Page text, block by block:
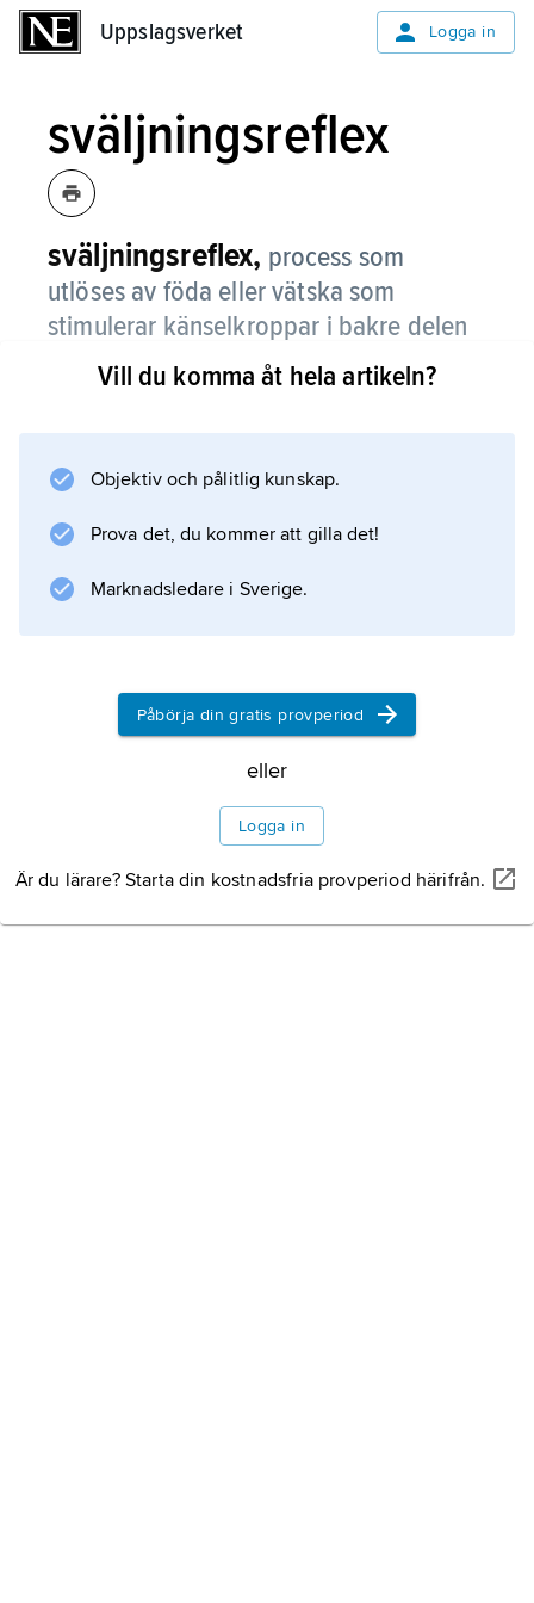
Uppslagsverket Logga in
sväljningsreflex
sväljningsreflex, process som
utlöses av föda eller vätska som
stimulerar känselkroppar i bakre delen
av munhålan och svalget.
närliggande nervcellskärnor ett reflexmässigt
muskelsammandragningar i svalget (
farynx
) som för födan ned i matstrupen.
Information om artikeln
Vill du komma åt hela artikeln?
Objektiv och pålitlig kunskap.
Prova det, du kommer att gilla det!
Marknadsledare i Sverige.
Påbörja din gratis provperiod
eller
Logga in
Är du lärare? Starta din kostnadsfria provperiod härifrån.